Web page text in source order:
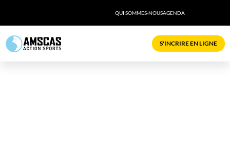
QUI SOMMES-NOUSAGENDA
S'INCRIRE EN LIGNE